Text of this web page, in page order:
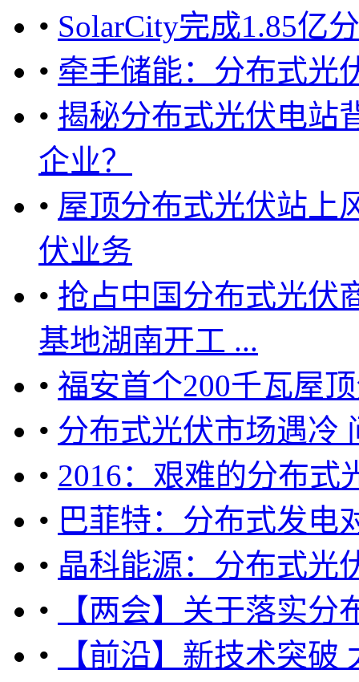
• SolarCity完成1.85亿
• 牵手储能：分布式光
• 揭秘分布式光伏电站
企业？
• 屋顶分布式光伏站上
伏业务
• 抢占中国分布式光伏
基地湖南开工 ...
• 福安首个200千瓦屋
• 分布式光伏市场遇冷
• 2016：艰难的分布式
• 巴菲特：分布式发电
• 晶科能源：分布式光
•
【两会】关于落实
•
【前沿】新技术突